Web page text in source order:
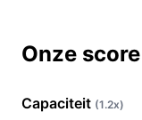
Onze score
Capaciteit (1.2x)